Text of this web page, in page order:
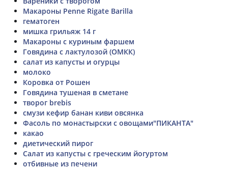
Макароны Penne Rigate Barilla
гематоген
мишка грильяж 14 г
Макароны с куриным фаршем
Говядина с лактулозой (ОМКК)
салат из капусты и огурцы
молоко
Коровка от Рошен
Говядина тушеная в сметане
творог brebis
смузи кефир банан киви овсянка
Фасоль по монастырски с овощами"ПИКАНТА"
какао
диетический пирог
Салат из капусты с греческим йогуртом
отбивные из печени